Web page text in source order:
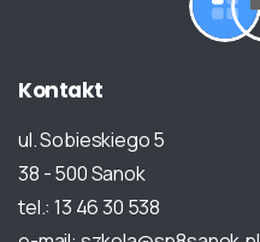
Kontakt
ul. Sobieskiego 5
38 - 500 Sanok
tel.: 13 46 30 538